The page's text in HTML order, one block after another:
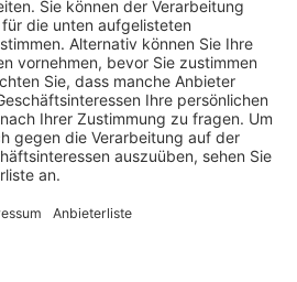
verantworten. Er soll sich im
Freundin dort getroffen und
stark betrunkene Frau auf der
stürzte, soll der Mann immer
haben.
Frau mit lebensgefährlichen
Intensivstation gebracht
war der Angeklagte zum
zwei Stunden nach der Tat